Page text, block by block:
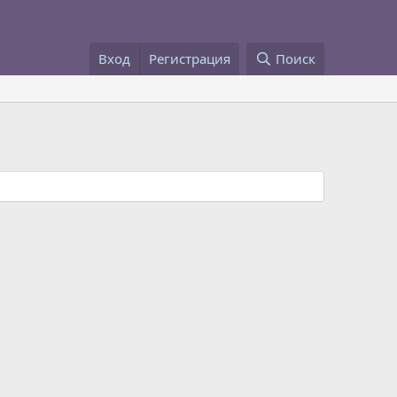
Вход Регистрация Поиск